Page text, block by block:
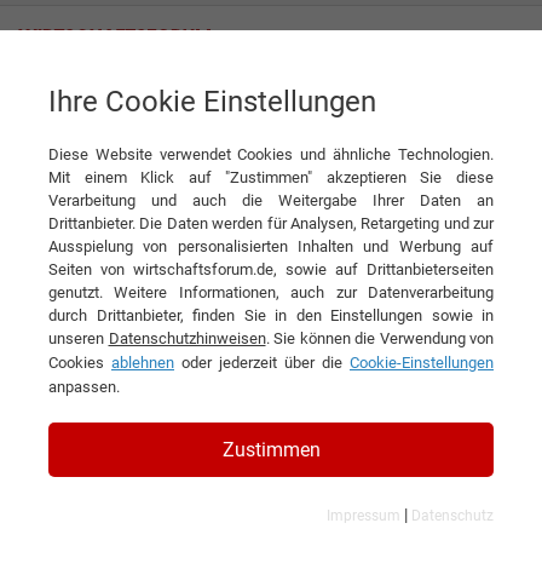
Tag
Tagwords
Liste aller Ergebnisse zu Ihrem Tag
2 4
Filtern nach Kategorie: Filtern nach Land:
Fashion
73 Ergebnisse gefunden
Ihre Cookie Einstellungen
Diese Website verwendet Cookies und ähnliche Technologien.
Mit einem Klick auf "Zustimmen" akzeptieren Sie diese
Verarbeitung und auch die Weitergabe Ihrer Daten an
Drittanbieter. Die Daten werden für Analysen, Retargeting und zur
Ausspielung von personalisierten Inhalten und Werbung auf
Seiten von wirtschaftsforum.de, sowie auf Drittanbieterseiten
genutzt. Weitere Informationen, auch zur Datenverarbeitung
durch Drittanbieter, finden Sie in den Einstellungen sowie in
unseren Datenschutzhinweisen. Sie können die Verwendung von
Cookies ablehnen oder jederzeit über die Cookie-Einstellungen
anpassen.
Zustimmen
Impressum | Datenschutz